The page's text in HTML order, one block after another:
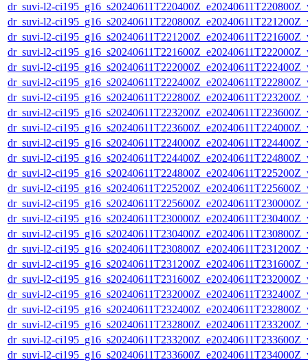
dr_suvi-l2-
dr_suvi-l2-
dr_suvi-l2-
dr_suvi-l2-
dr_suvi-l2-
dr_suvi-l2-
dr_suvi-l2-
dr_suvi-l2-
dr_suvi-l2-
dr_suvi-l2-
dr_suvi-l2-
dr_suvi-l2-
dr_suvi-l2-
dr_suvi-l2-
dr_suvi-l2-
dr_suvi-l2-
dr_suvi-l2-
dr_suvi-l2-
dr_suvi-l2-
dr_suvi-l2-
dr_suvi-l2-
dr_suvi-l2-
dr_suvi-l2-
dr_suvi-l2-